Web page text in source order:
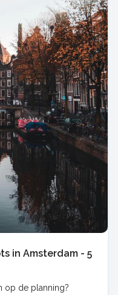
in Amsterdam - 5
op de planning?